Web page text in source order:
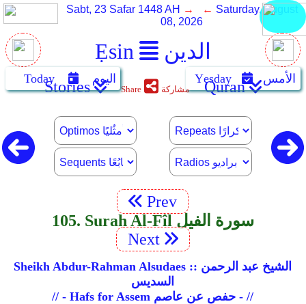
Ẹsin الدين
Sabt, 23 Safar 1448 AH → ← Saturday, August
08, 2026
Today اليوم Yẹsday الأمس Stories Share مشاركة Quran
Prev
105. Surah Al-Fîl سورة الفيل
Next
Sheikh Abdur-Rahman Alsudaes :: الشيخ عبد الرحمن
السديس
// - Hafs for Assem حفص عن عاصم - //